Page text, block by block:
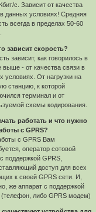
с. Зависит от качества
данных условиях! Средняя
всегда в пределах 50-60
зависит скорость?
зависит, как говорилось в
выше - от качества связи в
условиях. От нагрузки на
станцию, к которой
терминал и от
схемы кодирования.
работать и что нужно
с GPRS?
с GPRS Вам
оператор сотовой
поддержкой GPRS,
доступ для всех
к своей GPRS сети. И,
же аппарат с поддержкой
(телефон, либо GPRS модем)